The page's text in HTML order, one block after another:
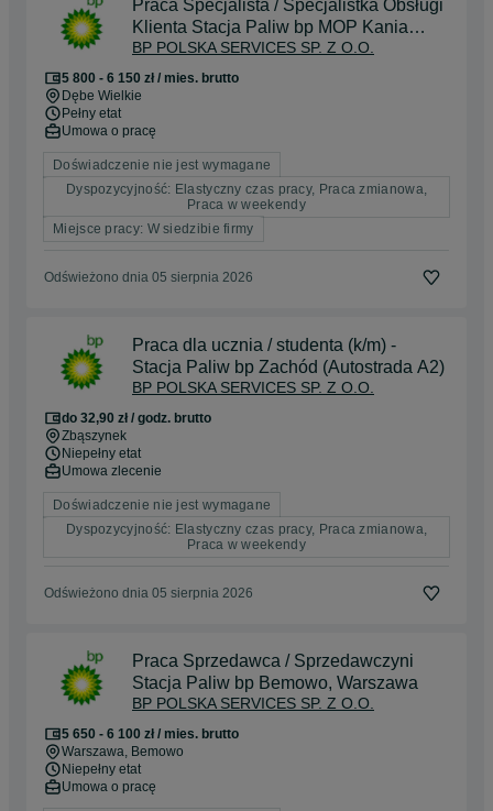
Praca Specjalista / Specjalistka Obsługi
Klienta Stacja Paliw bp MOP Kania
Południe
BP POLSKA SERVICES SP. Z O.O.
5 800 - 6 150 zł / mies. brutto
Dębe Wielkie
Pełny etat
Umowa o pracę
Doświadczenie nie jest wymagane
Dyspozycyjność: Elastyczny czas pracy, Praca zmianowa,
Praca w weekendy
Miejsce pracy: W siedzibie firmy
Odświeżono dnia 05 sierpnia 2026
Praca dla ucznia / studenta (k/m) -
Stacja Paliw bp Zachód (Autostrada A2)
BP POLSKA SERVICES SP. Z O.O.
do 32,90 zł / godz. brutto
Zbąszynek
Niepełny etat
Umowa zlecenie
Doświadczenie nie jest wymagane
Dyspozycyjność: Elastyczny czas pracy, Praca zmianowa,
Praca w weekendy
Odświeżono dnia 05 sierpnia 2026
Praca Sprzedawca / Sprzedawczyni
Stacja Paliw bp Bemowo, Warszawa
BP POLSKA SERVICES SP. Z O.O.
5 650 - 6 100 zł / mies. brutto
Warszawa , Bemowo
Niepełny etat
Umowa o pracę